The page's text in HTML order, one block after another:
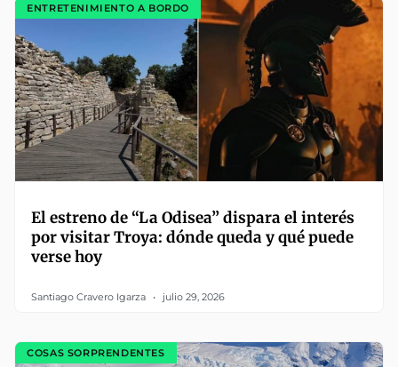
ENTRETENIMIENTO A BORDO
El estreno de “La Odisea” dispara el interés
por visitar Troya: dónde queda y qué puede
verse hoy
Santiago Cravero Igarza julio 29, 2026
COSAS SORPRENDENTES